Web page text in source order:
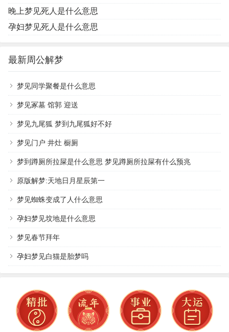
晚上梦见死人是什么意思
孕妇梦见死人是什么意思
最新周公解梦
梦见同学聚餐是什么意思
梦见冢墓 馆郭 迎送
梦见九尾狐 梦到九尾狐好不好
梦见门户 井灶 橱厕
梦到蹲厕所拉屎是什么意思 梦见蹲厕所拉屎有什么预兆
原版解梦:天地日月星辰第一
梦见蜘蛛变成了人什么意思
孕妇梦见坟地是什么意思
梦见春节拜年
孕妇梦见白猫是胎梦吗